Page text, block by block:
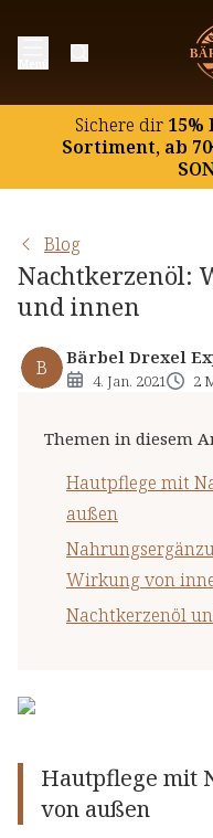
Sichere dir15%
Sortiment, ab
Blog
Nachtkerzenöl:
und innen
B Bärbel Drexel
4. Jan. 2021 2
Themen in diesem
Hautpflege mit
außen
Wirkung von
Nachtkerzenöl
Hautpflege mit
außen
von innen
Nachtkerzenöl und
Hautpflege mit
von außen